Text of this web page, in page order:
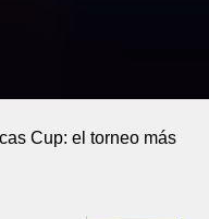
Cup: el torneo más